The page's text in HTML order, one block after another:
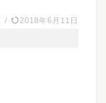
/ 2018年6月11日